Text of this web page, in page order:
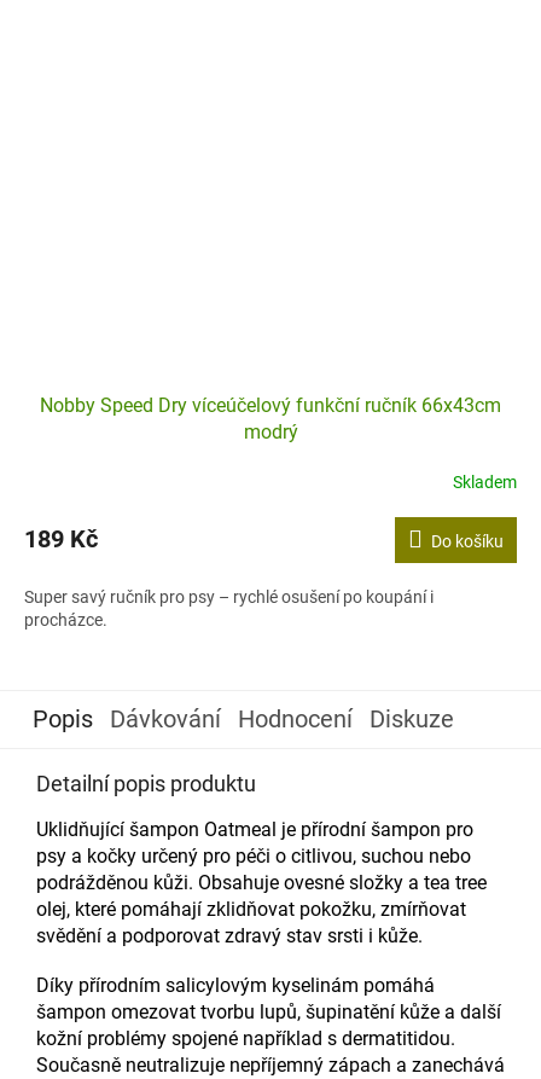
Nobby Speed Dry víceúčelový funkční ručník 66x43cm
modrý
Skladem
189 Kč Do košíku
Super savý ručník pro psy – rychlé osušení po koupání i
procházce.
Popis Dávkování Hodnocení Diskuze
Detailní popis produktu
Uklidňující šampon Oatmeal je přírodní šampon pro
psy a kočky určený pro péči o citlivou, suchou nebo
podrážděnou kůži. Obsahuje ovesné složky a tea tree
olej, které pomáhají zklidňovat pokožku, zmírňovat
svědění a podporovat zdravý stav srsti i kůže.
Díky přírodním salicylovým kyselinám pomáhá
šampon omezovat tvorbu lupů, šupinatění kůže a další
kožní problémy spojené například s dermatitidou.
Současně neutralizuje nepříjemný zápach a zanechává